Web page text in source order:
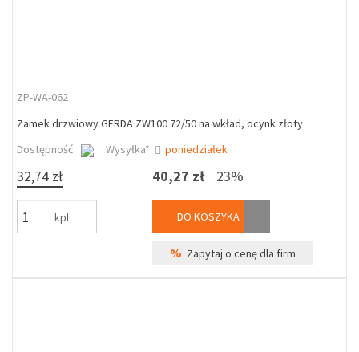
ZP-WA-062
Zamek drzwiowy GERDA ZW100 72/50 na wkład, ocynk złoty
Dostępność
Wysyłka*: poniedziałek
32,74 zł
kpl
40,27 zł 23%
DO KOSZYKA
% Zapytaj o cenę dla firm